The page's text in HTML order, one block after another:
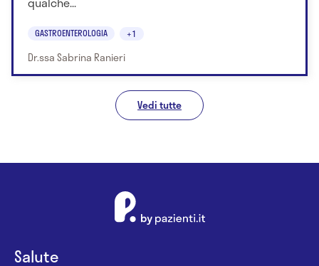
GASTROENTEROLOGIA +1
Dr.ssa Sabrina Ranieri
Vedi tutte
Salute